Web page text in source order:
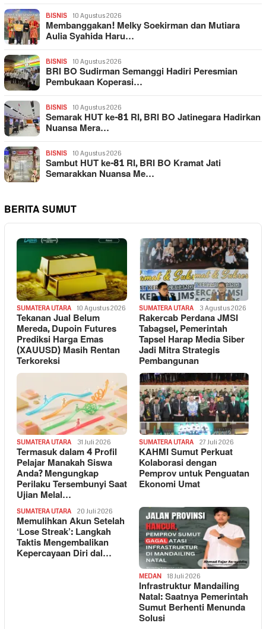
BISNIS 10 Agustus 2026
Membanggakan! Melky Soekirman dan Mutiara
Aulia Syahida Haru…
BISNIS 10 Agustus 2026
BRI BO Sudirman Semanggi Hadiri Peresmian
Pembukaan Koperasi…
BISNIS 10 Agustus 2026
Semarak HUT ke-81 RI, BRI BO Jatinegara Hadirkan
Nuansa Mera…
BISNIS 10 Agustus 2026
Sambut HUT ke-81 RI, BRI BO Kramat Jati
Semarakkan Nuansa Me…
BERITA SUMUT
SUMATERA UTARA 10 Agustus 2026
Tekanan Jual Belum
Mereda, Dupoin Futures
Prediksi Harga Emas
(XAUUSD) Masih Rentan
Terkoreksi
SUMATERA UTARA 3 Agustus 2026
Rakercab Perdana JMSI
Tabagsel, Pemerintah
Tapsel Harap Media Siber
Jadi Mitra Strategis
Pembangunan
SUMATERA UTARA 31 Juli 2026
Termasuk dalam 4 Profil
Pelajar Manakah Siswa
Anda? Mengungkap
Perilaku Tersembunyi Saat
Ujian Melal…
SUMATERA UTARA 27 Juli 2026
KAHMI Sumut Perkuat
Kolaborasi dengan
Pemprov untuk Penguatan
Ekonomi Umat
SUMATERA UTARA 20 Juli 2026
Memulihkan Akun Setelah
‘Lose Streak’: Langkah
Taktis Mengembalikan
Kepercayaan Diri dal…
MEDAN 18 Juli 2026
Infrastruktur Mandailing
Natal: Saatnya Pemerintah
Sumut Berhenti Menunda
Solusi